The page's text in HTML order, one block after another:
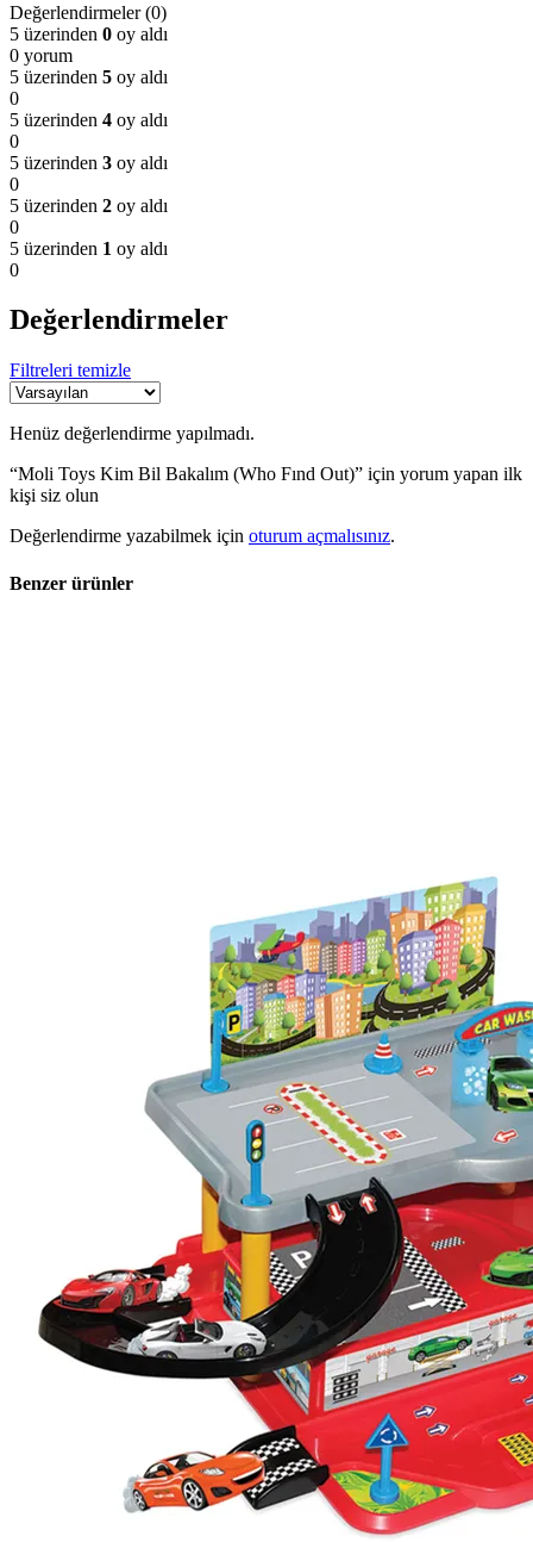
Değerlendirmeler (0)
5 üzerinden 0 oy aldı
0 yorum
5 üzerinden 5 oy aldı
0
5 üzerinden 4 oy aldı
0
5 üzerinden 3 oy aldı
0
5 üzerinden 2 oy aldı
0
5 üzerinden 1 oy aldı
0
Değerlendirmeler
Filtreleri temizle
Henüz değerlendirme yapılmadı.
“Moli Toys Kim Bil Bakalım (Who Fınd Out)” için yorum yapan ilk
kişi siz olun
Değerlendirme yazabilmek için oturum açmalısınız.
Benzer ürünler